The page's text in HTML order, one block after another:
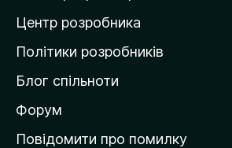
а
д
о
і
в
к
Центр розробника
Політики розробників
Блог спільноти
Форум
Повідомити про помилку